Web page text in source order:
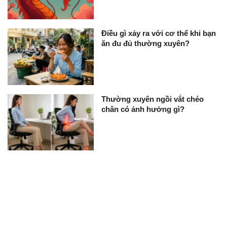
Điều gì xảy ra với cơ thể khi bạn
ăn đu đủ thường xuyên?
Thường xuyên ngồi vắt chéo
chân có ảnh hưởng gì?